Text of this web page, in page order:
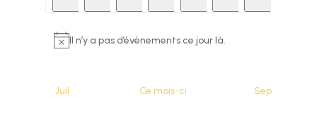
Notice
Il n’y a pas d’évènements ce jour là.
Juil Ce mois-ci Sep